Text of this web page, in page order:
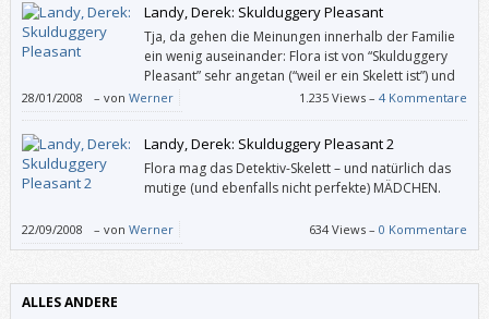
Landy, Derek: Skulduggery Pleasant
Tja, da gehen die Meinungen innerhalb der Familie
ein wenig auseinander: Flora ist von “Skulduggery
Pleasant” sehr angetan (“weil er ein Skelett ist”) und
möchte über das Buch ein Referat halten, und ich
bin halt kein Fantasy-Fan.
28/01/2008 – von Werner 1.235 Views –4 Kommentare
Landy, Derek: Skulduggery Pleasant 2
Flora mag das Detektiv-Skelett – und natürlich das
mutige (und ebenfalls nicht perfekte) MÄDCHEN.
22/09/2008 – von Werner 634 Views –0 Kommentare
ALLES ANDERE